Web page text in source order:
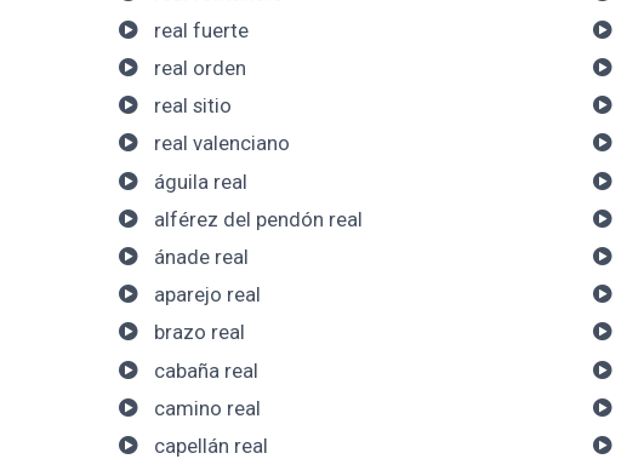
real fuerte
real orden
real sitio
real valenciano
águila real
alférez del pendón real
ánade real
aparejo real
brazo real
cabaña real
camino real
capellán real